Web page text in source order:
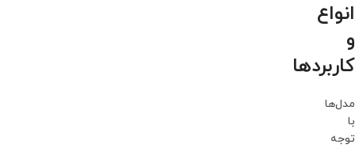
انواع
و
کاربردها
مدل‌ها
با
توجه